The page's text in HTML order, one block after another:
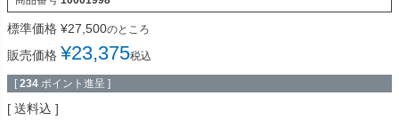
標準価格 ¥27,500のところ
販売価格 ¥23,375税込
[ 234 ポイント進呈 ]
送料込